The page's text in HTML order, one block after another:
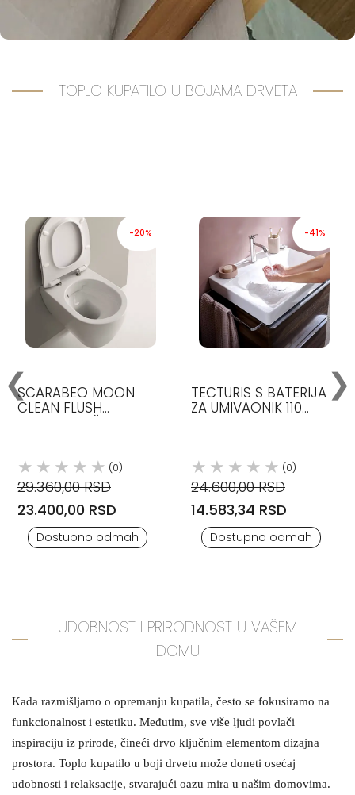
TOPLO KUPATILO U BOJAMA DRVETA
-20%
SCARABEO MOON
CLEAN FLUSH
(0)
29.360,00 RSD
23.400,00 RSD
Dostupno odmah
-41%
TECTURIS S BATERIJA
ZA UMIVAONIK 110
(0)
24.600,00 RSD
14.583,34 RSD
Dostupno odmah
❮ ❯
UDOBNOST I PRIRODNOST U VAŠEM
DOMU
Kada razmišljamo o opremanju kupatila, često se fokusiramo na
funkcionalnost i estetiku. Međutim, sve više ljudi povlači
inspiraciju iz prirode, čineći drvo ključnim elementom dizajna
prostora. Toplo kupatilo u boji drvetu može doneti osećaj
udobnosti i relaksacije, stvarajući oazu mira u našim domovima.